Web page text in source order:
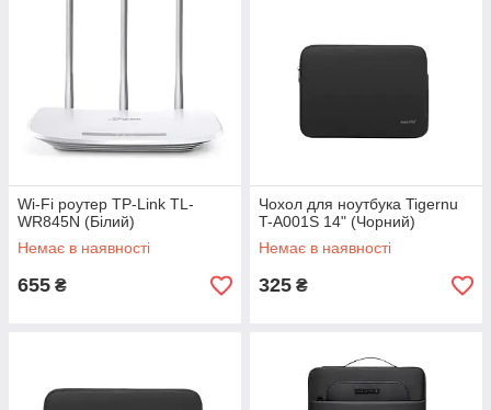
Wi-Fi роутер TP-Link TL-
WR845N (Білий)
Немає в наявності
655 ₴
Чохол для ноутбука Tigernu
T-A001S 14" (Чорний)
Немає в наявності
325 ₴